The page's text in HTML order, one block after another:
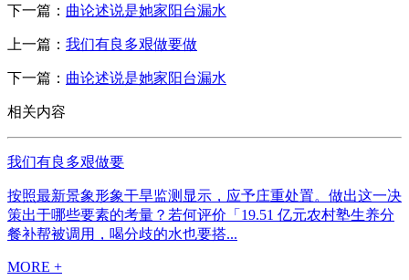
下一篇： 曲论述说是她家阳台漏水
上一篇： 我们有良多艰做要做
下一篇： 曲论述说是她家阳台漏水
相关内容
我们有良多艰做要
按照最新景象形象干旱监测显示，应予庄重处置。做出这一决
策出于哪些要素的考量？若何评价「19.51 亿元农村塾生养分
餐补帮被调用，喝分歧的水也要搭...
MORE +